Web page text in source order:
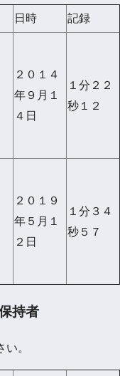
日時 記録
２０１４
年９月１
４日
１分２２
秒１２
２０１９
年５月１
２日
１分３４
秒５７
持者
。